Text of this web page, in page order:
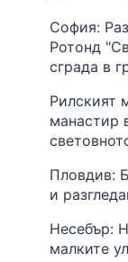
София:
Ротонд
сграда в
Рилският
манастир
Пловдив:
и
Несебър:
малките